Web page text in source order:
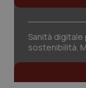
Sanità digitale
sostenibilità.
tracking-